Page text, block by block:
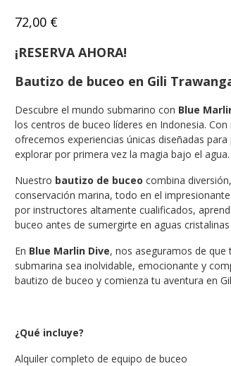
72,00 €
¡RESERVA AHORA!
Bautizo de buceo en Gili
Descubre el mundo submarino con Blue
los centros de buceo líderes en Indonesia.
ofrecemos experiencias únicas diseñadas
explorar por primera vez la magia bajo el agua.
Nuestro bautizo de buceo combina
conservación marina, todo en el
por instructores altamente cualificados,
buceo antes de sumergirte en aguas
En Blue Marlin Dive, nos aseguramos de que
submarina sea inolvidable, emocionante y
bautizo de buceo y comienza tu aventura en
¿Qué incluye?
Alquiler completo de equipo de buceo